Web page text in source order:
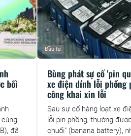
bối
cùng
đã
Bùng phát sự cố 'pin
xe điện dính lỗi phồng
công khai xin lỗi
Đầu tư
Sau sự cố hàng loạt xe
lỗi pin phồng, thường
chuối" (banana battery),